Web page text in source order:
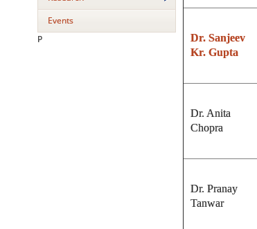
Events
P
Dr. Sanjeev
Kr. Gupta
Dr. Anita
Chopra
Dr. Pranay
Tanwar